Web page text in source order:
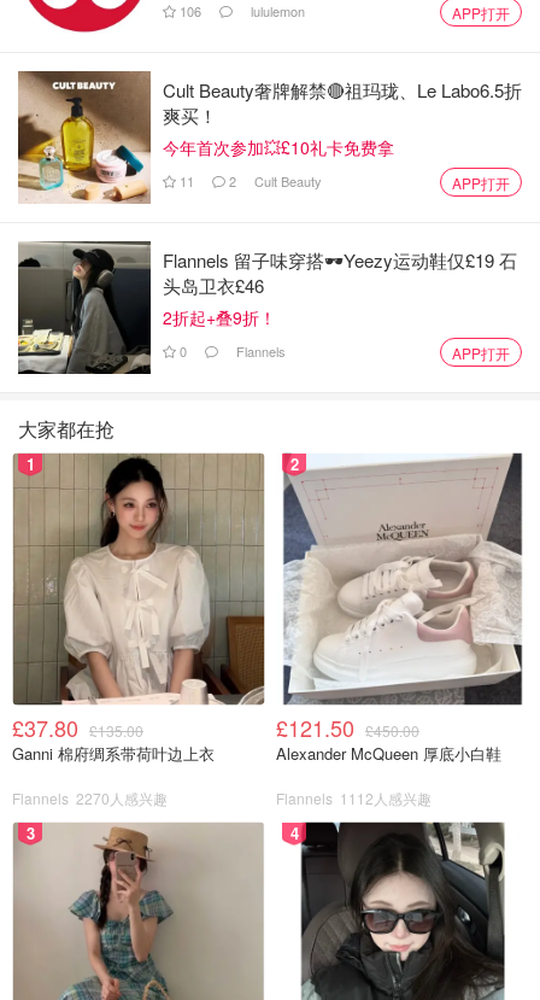
106 lululemon APP打开
Cult Beauty奢牌解禁🔴祖玛珑、Le Labo6.5折
爽买！
今年首次参加💥£10礼卡免费拿
11 2 Cult Beauty APP打开
Flannels 留子味穿搭🕶️Yeezy运动鞋仅£19 石
头岛卫衣£46
2折起+叠9折！
0 Flannels APP打开
大家都在抢
1
£37.80 £135.00
Ganni 棉府绸系带荷叶边上衣
Flannels 2270人感兴趣
2
£121.50 £450.00
Alexander McQueen 厚底小白鞋
Flannels 1112人感兴趣
3 4